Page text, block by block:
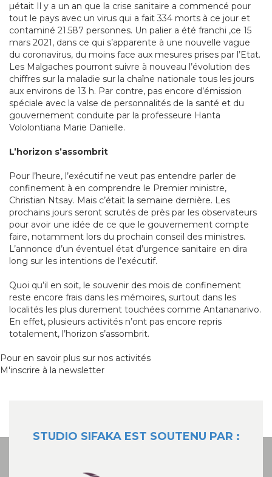
µétait Il y a un an que la crise sanitaire a commencé pour
tout le pays avec un virus qui a fait 334 morts à ce jour et
contaminé 21.587 personnes. Un palier a été franchi ,ce 15
mars 2021, dans ce qui s’apparente à une nouvelle vague
du coronavirus, du moins face aux mesures prises par l’Etat.
Les Malgaches pourront suivre à nouveau l’évolution des
chiffres sur la maladie sur la chaîne nationale tous les jours
aux environs de 13 h. Par contre, pas encore d’émission
spéciale avec la valse de personnalités de la santé et du
gouvernement conduite par la professeure Hanta
Vololontiana Marie Danielle.
L’horizon s’assombrit
Pour l’heure, l’exécutif ne veut pas entendre parler de
confinement à en comprendre le Premier ministre,
Christian Ntsay. Mais c’était la semaine dernière. Les
prochains jours seront scrutés de près par les observateurs
pour avoir une idée de ce que le gouvernement compte
faire, notamment lors du prochain conseil des ministres.
L’annonce d’un éventuel état d’urgence sanitaire en dira
long sur les intentions de l’exécutif.
Quoi qu’il en soit, le souvenir des mois de confinement
reste encore frais dans les mémoires, surtout dans les
localités les plus durement touchées comme Antananarivo.
En effet, plusieurs activités n’ont pas encore repris
totalement, l’horizon s’assombrit.
Pour en savoir plus sur nos activités
M'inscrire à la newsletter
STUDIO SIFAKA EST SOUTENU PAR :